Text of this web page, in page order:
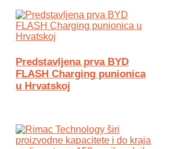
Predstavljena prva BYD
FLASH Charging punionica
u Hrvatskoj